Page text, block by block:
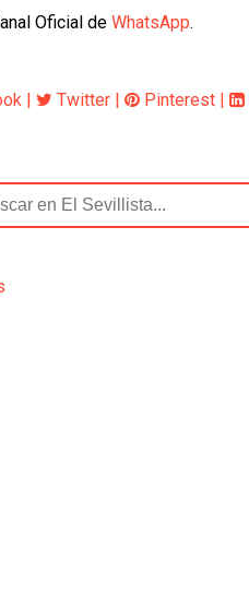
Oficial de WhatsApp.
| Twitter | Pinterest |